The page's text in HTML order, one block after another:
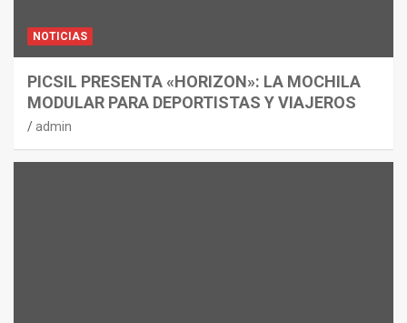
NOTICIAS
PICSIL PRESENTA «HORIZON»: LA MOCHILA
MODULAR PARA DEPORTISTAS Y VIAJEROS
admin